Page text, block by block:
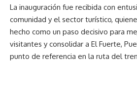
La inauguración fue recibida con
comunidad y el sector turístico,
hecho como un paso decisivo para
visitantes y consolidar a El Fuerte,
punto de referencia en la ruta del